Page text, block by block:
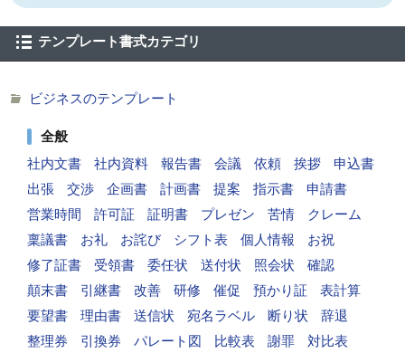
テンプレート書式カテゴリ
ビジネスのテンプレート
全般
社内文書
社内資料 報告書 会議 依頼 挨拶
申込書
出張
交渉 企画書 計画書 提案 指示書
申請書
営業時間
許可証 証明書 プレゼン 苦情
クレーム
稟議書
お礼 お詫び シフト表 個人情報
お祝
修了証書
受領書 委任状 送付状 照会状
確認
顛末書
引継書 改善 研修 催促 預かり証
表計算
要望書
理由書 送信状 宛名ラベル 断り状
辞退
整理券
引換券 パレート図 比較表 謝罪
対比表